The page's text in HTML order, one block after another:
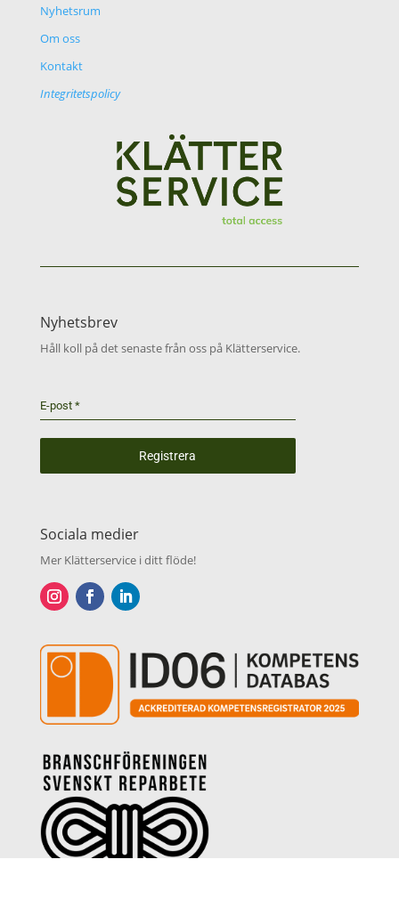
Nyhetsrum
Om oss
Kontakt
Integritetspolicy
Nyhetsbrev
Håll koll på det senaste från oss på Klätterservice.
E-post *
Registrera
Sociala medier
Mer Klätterservice i ditt flöde!